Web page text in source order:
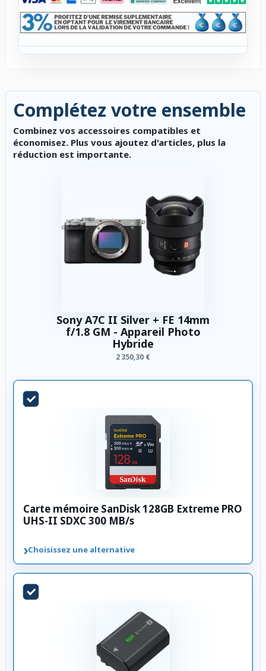
Complétez votre ensemble
Combinez vos accessoires compatibles et
économisez. Plus vous ajoutez d'articles, plus la
réduction est importante.
Sony A7C II Silver + FE 14mm
f/1.8 GM - Appareil Photo
Hybride
2 350,30 €
Carte mémoire SanDisk 128GB Extreme PRO
UHS-II SDXC 300 MB/s
›Choisissez une alternative